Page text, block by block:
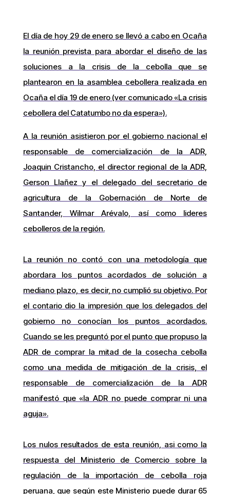
El día de hoy 29 de enero se llevó a cabo en Ocaña
la reunión prevista para abordar el diseño de las
soluciones a la crisis de la cebolla que se
plantearon en la asamblea cebollera realizada en
Ocaña el día 19 de enero (ver comunicado «La crisis
cebollera del Catatumbo no da espera»).
A la reunión asistieron por el gobierno nacional el
responsable de comercialización de la ADR,
Joaquin Cristancho, el director regional de la ADR,
Gerson Llañez y el delegado del secretario de
agricultura de la Gobernación de Norte de
Santander, Wilmar Arévalo, así como lideres
cebolleros de la región.
La reunión no contó con una metodología que
abordara los puntos acordados de solución a
mediano plazo, es decir, no cumplió su objetivo. Por
el contario dio la impresión que los delegados del
gobierno no conocían los puntos acordados.
Cuando se les preguntó por el punto que propuso la
ADR de comprar la mitad de la cosecha cebolla
como una medida de mitigación de la crisis, el
responsable de comercialización de la ADR
manifestó que «la ADR no puede comprar ni una
aguja».
Los nulos resultados de esta reunión, asi como la
respuesta del Ministerio de Comercio sobre la
regulación de la importación de cebolla roja
peruana, que según este Ministerio puede durar 65